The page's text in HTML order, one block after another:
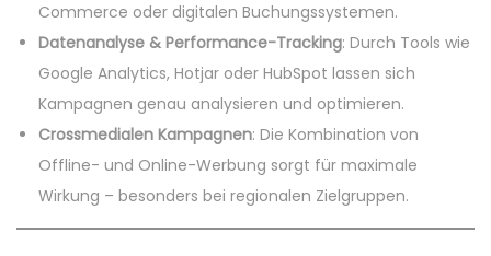
Commerce oder digitalen Buchungssystemen.
Datenanalyse & Performance-Tracking: Durch Tools wie
Google Analytics, Hotjar oder HubSpot lassen sich
Kampagnen genau analysieren und optimieren.
Crossmedialen Kampagnen: Die Kombination von
Offline- und Online-Werbung sorgt für maximale
Wirkung – besonders bei regionalen Zielgruppen.